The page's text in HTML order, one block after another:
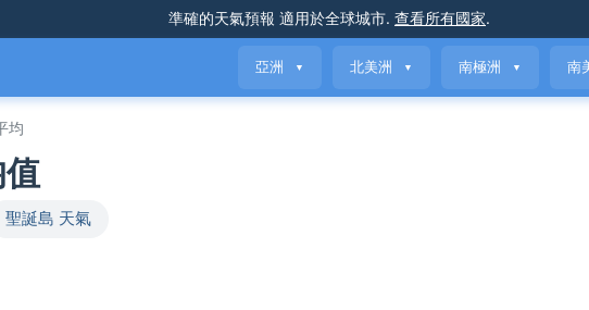
準確的天氣預報 適用於全球城市. 查看所有國家.
亞洲 ▼ 北美洲 ▼ 南極洲 ▼ 南
均
聖誕島 天氣